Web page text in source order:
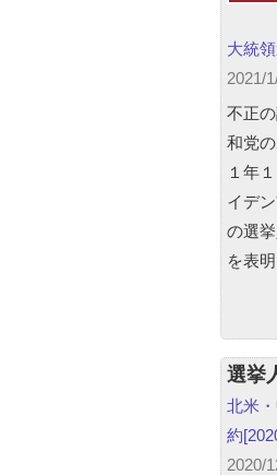
大統
2021/
不正
和党
１年
イデ
の選
を表
選挙
北米
約
2020/